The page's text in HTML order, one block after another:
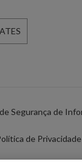
Segurança de
de Privacidade